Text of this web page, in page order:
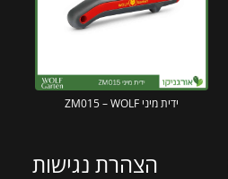
ידית מיני ZM015 – WOLF
הצהרת נגישות